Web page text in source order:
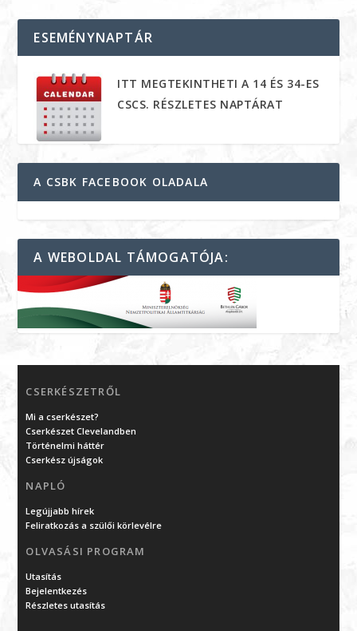
ESEMÉNYNAPTÁR
ITT MEGTEKINTHETI A 14 ÉS 34-ES
CSCS. RÉSZLETES NAPTÁRAT
A CSBK FACEBOOK OLADALA
A WEBOLDAL TÁMOGATÓJA:
CSERKÉSZETRŐL
Mi a cserkészet?
Cserkészet Clevelandben
Történelmi háttér
Cserkész újságok
NAPLÓ
Legújjabb hírek
Feliratkozás a szülői körlevélre
OLVASÁSI PROGRAM
Utasítás
Bejelentkezés
Részletes utasítás